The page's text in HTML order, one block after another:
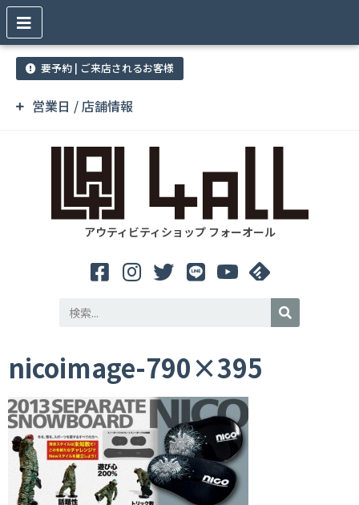
営業日 / 店舗情報
要予約 | ご来店されるお客様
アウティビティショップ フォーオール
nicoimage-790×395